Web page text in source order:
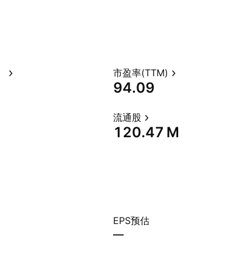
市盈率(TTM)
94.09
流通股
‪120.47 M‬
EPS预估
—